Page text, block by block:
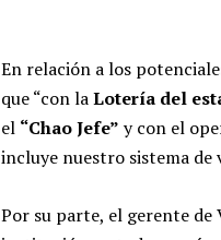
En relación a los
que “con laLotería del
el “Chao Jefe” y con el
incluye nuestro sistema de
Por su parte, el gerente de